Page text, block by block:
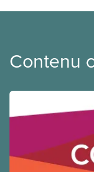
Contenu